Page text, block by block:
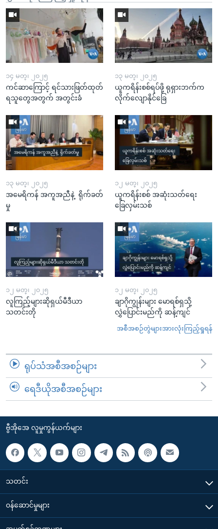
၁၄ မတ္၊ ၂၀၂၅
ကင်ဆာကြောင့် ရင်သားဖြတ်ထုတ်
ရသူတွေအတွက် အတွင်းခံ
၁၃ မတ္၊ ၂၀၂၅
ယူကရိန်းစစ်ရပ်ဖို့ ရုရှားဘက်က
လိုက်လျောနိုင်ခြေ
၁၃ မတ္၊ ၂၀၂၅
အမေရိကန် အကူအညီနဲ့ ရိုက်ခတ်
မှု
၁၂ မတ္၊ ၂၀၂၅
ယူကရိန်းစစ် အဆုံးသတ်ရေး
ခြေလှမ်းသစ်
၁၂ မတ္၊ ၂၀၂၅
လူကြည့်များဆိုရှယ်မီဒီယာ
သတင်းတို
၁၂ မတ္၊ ၂၀၂၅
ချာဂိုကျွန်းများ မောရစ်ရှသို့
လွှဲပြောင်းမည်ကို ဆန့်ကျင်
အစီအစဉ်တွဲများအားလုံးကြည့်ရှုရန်
ရုပ်သံအစီအစဉ်များ
ရေဒီယိုအစီအစဉ်များ
ဗွီအိုအေ လူမှုကွန်ယက်များ
သတင်း
၀န်ဆောင်မှုများ